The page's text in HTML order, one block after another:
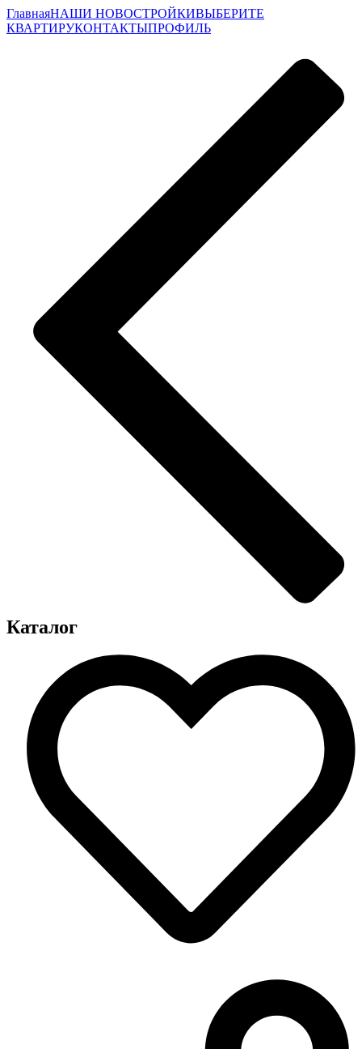
ГлавнаяНАШИ НОВОСТРОЙКИВЫБЕРИТЕ
КВАРТИРУКОНТАКТЫПРОФИЛЬ
Каталог